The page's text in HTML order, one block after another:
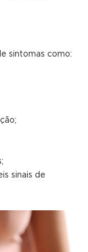
sintomas como:
sinais de